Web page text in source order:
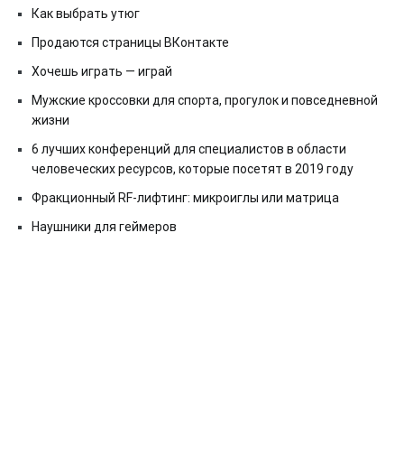
Как выбрать утюг
Продаются страницы ВКонтакте
Хочешь играть — играй
Мужские кроссовки для спорта, прогулок и повседневной
жизни
6 лучших конференций для специалистов в области
человеческих ресурсов, которые посетят в 2019 году
Фракционный RF-лифтинг: микроиглы или матрица
Наушники для геймеров